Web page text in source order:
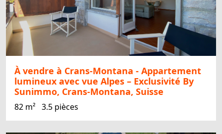
À vendre à Crans-Montana - Appartement
lumineux avec vue Alpes – Exclusivité By
Sunimmo, Crans-Montana, Suisse
82 m² 3.5 pièces